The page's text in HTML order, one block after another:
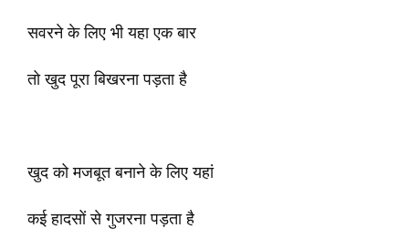
सवरने के लिए भी यहा एक बार
तो खुद पूरा बिखरना पड़ता है
खुद को मजबूत बनाने के लिए यहां
कई हादसों से गुजरना पड़ता है